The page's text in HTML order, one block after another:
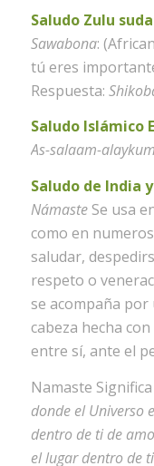
Saludo Zulu
Sawabona:
tú eres
Respuesta:
Saludo Islámico
As-salaam-alaykum
Saludo de India
NámasteSe usa
como en
saludar,
respeto o
se acompaña
cabeza hecha
entre sí, ante el
Namaste Significa
donde el Universo
dentro de ti de
el lugar dentro de